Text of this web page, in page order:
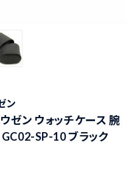
ン
ゼン ウォッチケース 腕
SP-10 ブラック